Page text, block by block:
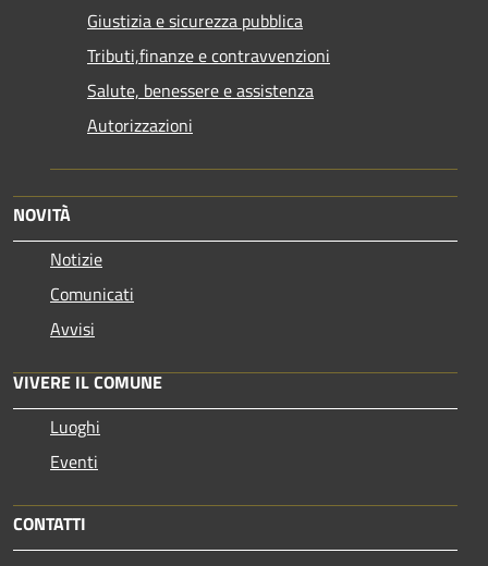
Giustizia e sicurezza pubblica
Tributi,finanze e contravvenzioni
Salute, benessere e assistenza
Autorizzazioni
NOVITÀ
Notizie
Comunicati
Avvisi
VIVERE IL COMUNE
Luoghi
Eventi
CONTATTI